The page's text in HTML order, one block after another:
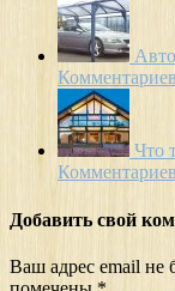
Что
Добавить свой
Ваш адрес email не